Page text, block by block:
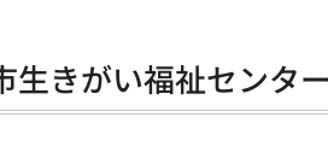
生きがい福祉センタ